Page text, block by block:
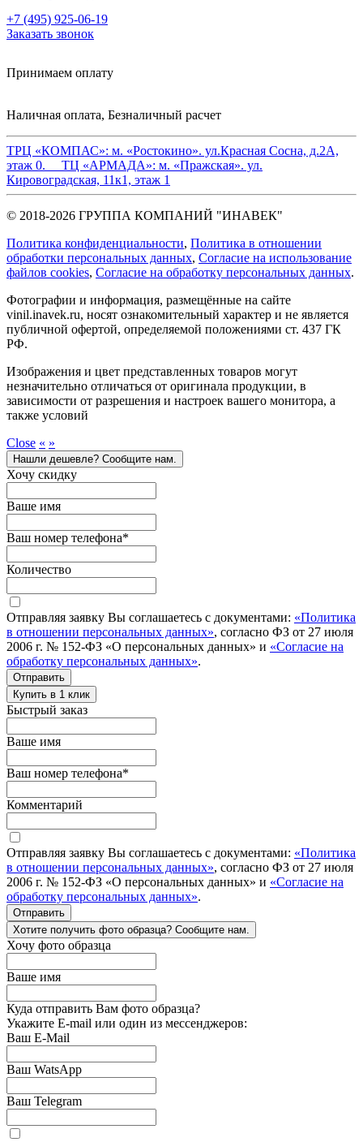
+7 (495) 925-06-19
Заказать звонок
Принимаем оплату
Наличная оплата, Безналичный расчет
ТРЦ «КОМПАС»: м. «Ростокино». ул.Красная Сосна, д.2А,
этаж 0. ТЦ «АРМАДА»: м. «Пражская». ул.
Кировоградская, 11к1, этаж 1
© 2018-2026 ГРУППА КОМПАНИЙ "ИНАВЕК"
Политика конфиденциальности, Политика в отношении
обработки персональных данных, Cогласие на использование
файлов cookies, Согласие на обработку персональных данных.
Фотографии и информация, размещённые на сайте
vinil.inavek.ru, носят ознакомительный характер и не является
публичной офертой, определяемой положениями ст. 437 ГК
РФ.
Изображения и цвет представленных товаров могут
незначительно отличаться от оригинала продукции, в
зависимости от разрешения и настроек вашего монитора, а
также условий
Close « »
Нашли дешевле? Сообщите нам.
Хочу скидку
Ваше имя
Ваш номер телефона*
Количество
Отправляя заявку Вы соглашаетесь с документами: «Политика
в отношении персональных данных», согласно ФЗ от 27 июля
2006 г. № 152-ФЗ «О персональных данных» и «Согласие на
обработку персональных данных».
Отправить
Купить в 1 клик
Быстрый заказ
Ваше имя
Ваш номер телефона*
Комментарий
Отправляя заявку Вы соглашаетесь с документами: «Политика
в отношении персональных данных», согласно ФЗ от 27 июля
2006 г. № 152-ФЗ «О персональных данных» и «Согласие на
обработку персональных данных».
Отправить
Хотите получить фото образца? Сообщите нам.
Хочу фото образца
Ваше имя
Куда отправить Вам фото образца?
Укажите E-mail или один из мессенджеров:
Ваш E-Mail
Ваш WatsApp
Ваш Telegram